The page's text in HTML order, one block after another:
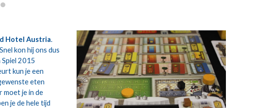
Hotel Austria.
kon hij ons dus
2015
kun je een
eten
moet je in de
je de hele tijd